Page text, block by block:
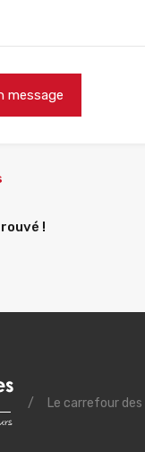
!
/ Le carrefour